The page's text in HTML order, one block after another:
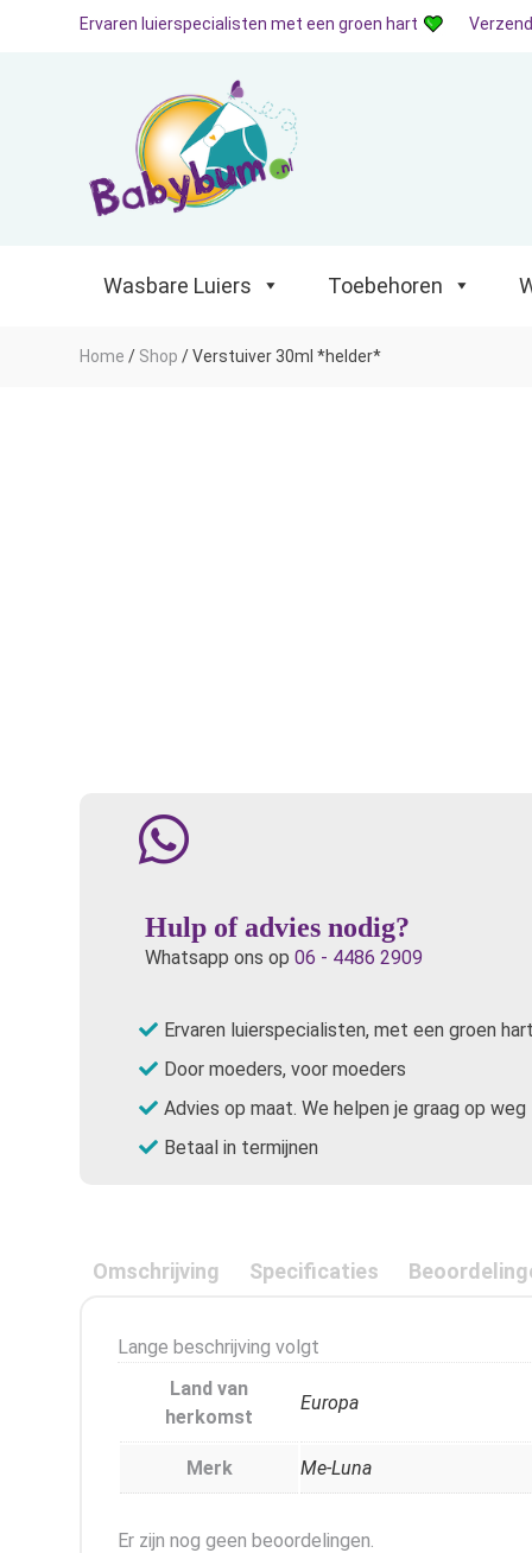
Wasbare Luiers Toebehoren
Ervaren luierspecialisten met een groen hart
Wasbare Luiers Toebehoren
Home / Shop /Verstuiver 30ml *helder*
Hulp of advies nodig?
Whatsapp ons op 06 - 4486 2909
Ervaren luierspecialisten, met een groen hart
Door moeders, voor moeders
Advies op maat. We helpen je graag op weg
Betaal in termijnen
Omschrijving Specificaties
Lange beschrijving volgt
Land van
herkomst
Europa
Merk Me-Luna
Er zijn nog geen beoordelingen.